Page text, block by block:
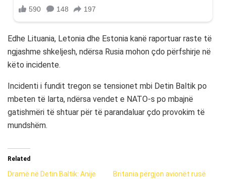
Edhe Lituania, Letonia dhe Estonia kanë raportuar raste të
ngjashme shkeljesh, ndërsa Rusia mohon çdo përfshirje në
këto incidente.
Incidenti i fundit tregon se tensionet mbi Detin Baltik po
mbeten të larta, ndërsa vendet e NATO-s po mbajnë
gatishmëri të shtuar për të parandaluar çdo provokim të
mundshëm.
Related
Dramë në Detin Baltik: Anije
Britania përgjon avionët rusë